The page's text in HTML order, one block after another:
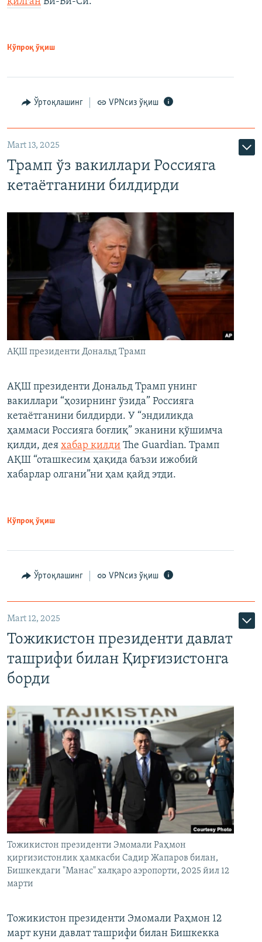
Кўпроқ ўқиш
Ўртоқлашинг VPNсиз ўқиш
Mart 13, 2025
Трамп ўз вакиллари Россияга
кетаётганини билдирди
АҚШ президенти Дональд Трамп
АҚШ президенти Дональд Трамп унинг
вакиллари “ҳозирнинг ўзида” Россияга
кетаётганини билдирди. У “эндиликда
ҳаммаси Россияга боғлиқ” эканини қўшимча
қилди, дея хабар қилди The Guardian. Трамп
АҚШ “оташкесим ҳақида баъзи ижобий
хабарлар олгани”ни ҳам қайд этди.
Кўпроқ ўқиш
Ўртоқлашинг VPNсиз ўқиш
Mart 12, 2025
Тожикистон президенти давлат
ташрифи билан Қирғизистонга
борди
Тожикистон президенти Эмомали Раҳмон
қирғизистонлик ҳамкасби Садир Жапаров билан,
Бишкекдаги "Манас" халқаро аэропорти, 2025 йил 12
марти
Тожикистон президенти Эмомали Раҳмон 12
март куни давлат ташрифи билан Бишкекка